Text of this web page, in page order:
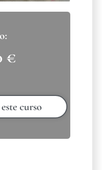
€
curso